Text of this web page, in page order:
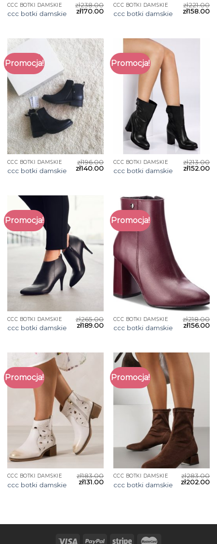
CCC BOTKI DAMSKIE
ccc botki damskie
zł238.00
zł170.00
CCC BOTKI DAMSKIE
ccc botki damskie
zł221.00
zł158.00
Promocja!
CCC BOTKI DAMSKIE
ccc botki damskie
zł196.00
zł140.00
Promocja!
CCC BOTKI DAMSKIE
ccc botki damskie
zł213.00
zł152.00
Promocja!
CCC BOTKI DAMSKIE
ccc botki damskie
zł265.00
zł189.00
Promocja!
CCC BOTKI DAMSKIE
ccc botki damskie
zł218.00
zł156.00
Promocja!
CCC BOTKI DAMSKIE
ccc botki damskie
zł183.00
zł131.00
Promocja!
CCC BOTKI DAMSKIE
ccc botki damskie
zł283.00
zł202.00